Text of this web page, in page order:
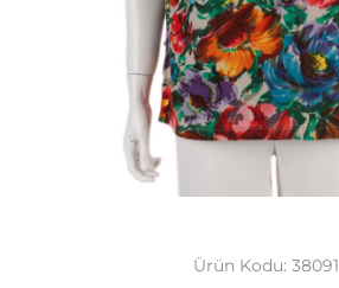
Ürün Kodu: 38091